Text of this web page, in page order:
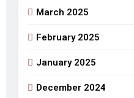
March 2025
February 2025
January 2025
December 2024